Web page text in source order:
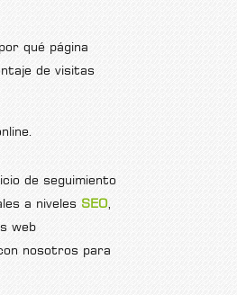
qué página
de visitas
de seguimiento
a niveles SEO,
web
nosotros para